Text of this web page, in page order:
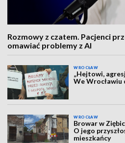
Rozmowy z czatem. Pacjenci
omawiać problemy z AI
WROCŁAW
„Hejtowi,
We Wrocławiu
WROCŁAW
Browar w
O jego
mieszkańcy